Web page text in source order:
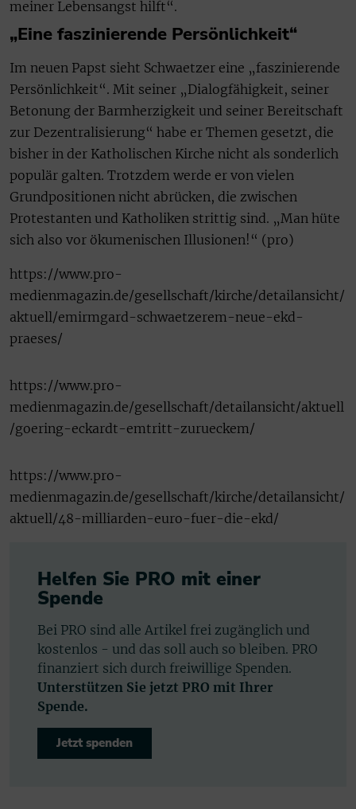
meiner Lebensangst hilft“.
„Eine faszinierende Persönlichkeit“
Im neuen Papst sieht Schwaetzer eine „faszinierende
Persönlichkeit“. Mit seiner „Dialogfähigkeit, seiner
Betonung der Barmherzigkeit und seiner Bereitschaft
zur Dezentralisierung“ habe er Themen gesetzt, die
bisher in der Katholischen Kirche nicht als sonderlich
populär galten. Trotzdem werde er von vielen
Grundpositionen nicht abrücken, die zwischen
Protestanten und Katholiken strittig sind. „Man hüte
sich also vor ökumenischen Illusionen!“ (pro)
https://www.pro-
medienmagazin.de/gesellschaft/kirche/detailansicht/
aktuell/emirmgard-schwaetzerem-neue-ekd-
praeses/
https://www.pro-
medienmagazin.de/gesellschaft/detailansicht/aktuell
/goering-eckardt-emtritt-zurueckem/
https://www.pro-
medienmagazin.de/gesellschaft/kirche/detailansicht/
aktuell/48-milliarden-euro-fuer-die-ekd/
Helfen Sie PRO mit einer
Spende
Bei PRO sind alle Artikel frei zugänglich und
kostenlos - und das soll auch so bleiben. PRO
finanziert sich durch freiwillige Spenden.
Unterstützen Sie jetzt PRO mit Ihrer
Spende.
Jetzt spenden